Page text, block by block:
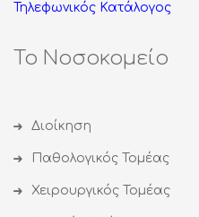
Τηλεφωνικός Κατάλογος
Το Νοσοκομείο
Διοίκηση
Παθολογικός Τομέας
Χειρουργικός Τομέας